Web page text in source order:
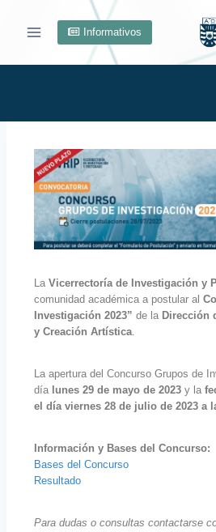
Informativos
La Vicerrectoría de Investigación y
comunidad académica a postular al
Investigación 2023” de la Dirección
y Creación Artística.
La apertura del Concurso Grupos de
día lunes 29 de mayo de 2023 y la
el día viernes 28 de julio de 2023 a
Información y Bases del Concurso:
Bases del Concurso
Resultado
Para dudas o consultas contactarse